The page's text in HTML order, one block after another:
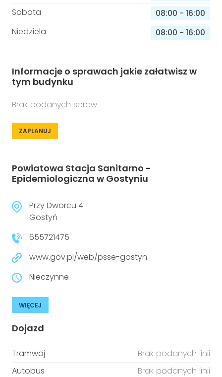
Sobota
08:00 - 16:00
Niedziela
08:00 - 16:00
Informacje o sprawach jakie załatwisz w
tym budynku
Brak podanych spraw
ZAPLANUJ
Powiatowa Stacja Sanitarno -
Epidemiologiczna w Gostyniu
Przy Dworcu 4
Gostyń
655721475
www.gov.pl/web/psse-gostyn
Nieczynne
WIĘCEJ
Dojazd
Tramwaj
Brak podanych linii
Autobus
Brak podanych linii